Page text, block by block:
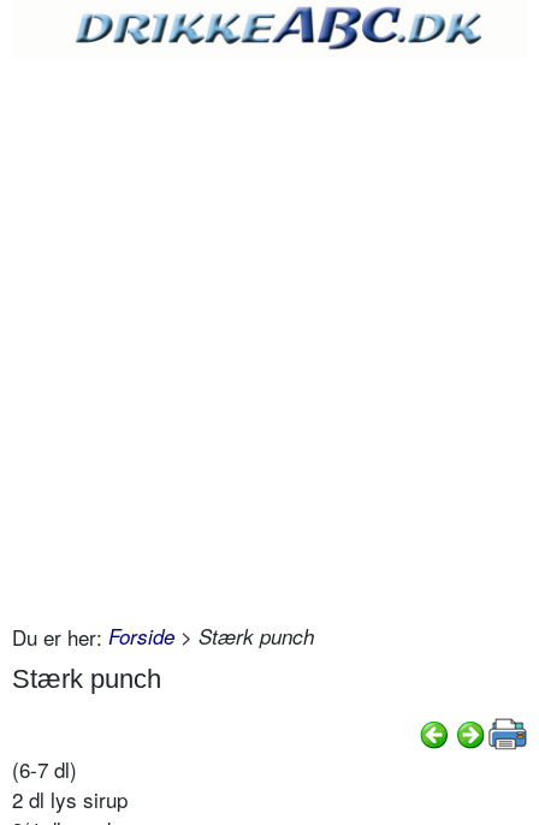
Du er her: Forside > Stærk punch
Stærk punch
(6-7 dl)
2 dl lys sirup